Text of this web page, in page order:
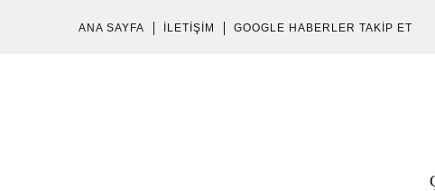
ANA SAYFA İLETIŞIM GOOGLE HABERLER TAKIP ET